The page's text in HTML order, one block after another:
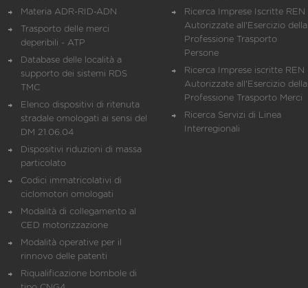
Materia ADR-RID-ADN
Trasporto delle merci
deperibili - ATP
Database delle località a
supporto dei sistemi RDS
TMC
Elenco dispositivi di ritenuta
stradale omologati ai sensi del
DM 21.06.04
Dispositivi riduzioni di massa
particolato
Codici immatricolativi di
ciclomotori omologati
Modalità di collegamento al
CED motorizzazione
Modalità operative per il
rinnovo delle patenti
Riqualificazione bombole di
Ricerca Imprese Iscritte REN
Autorizzate all'Esercizio della
Professione Trasporto
Persone
Ricerca Imprese iscritte REN
Autorizzate all'Esercizio della
Professione Trasporto Merci
Ricerca Servizi di Linea
Interregionali